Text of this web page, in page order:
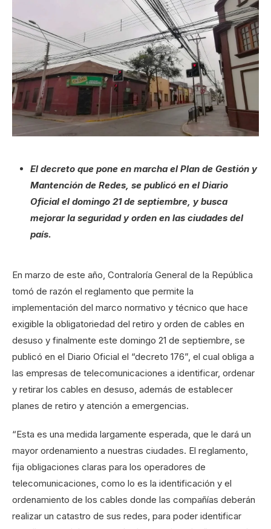
El decreto que pone en marcha el Plan de Gestión y
Mantención de Redes, se publicó en el Diario
Oficial el domingo 21 de septiembre, y busca
mejorar la seguridad y orden en las ciudades del
país.
En marzo de este año, Contraloría General de la República
tomó de razón el reglamento que permite la
implementación del marco normativo y técnico que hace
exigible la obligatoriedad del retiro y orden de cables en
desuso y finalmente este domingo 21 de septiembre, se
publicó en el Diario Oficial el “decreto 176”, el cual obliga a
las empresas de telecomunicaciones a identificar, ordenar
y retirar los cables en desuso, además de establecer
planes de retiro y atención a emergencias.
“Esta es una medida largamente esperada, que le dará un
mayor ordenamiento a nuestras ciudades. El reglamento,
fija obligaciones claras para los operadores de
telecomunicaciones, como lo es la identificación y el
ordenamiento de los cables donde las compañías deberán
realizar un catastro de sus redes, para poder identificar